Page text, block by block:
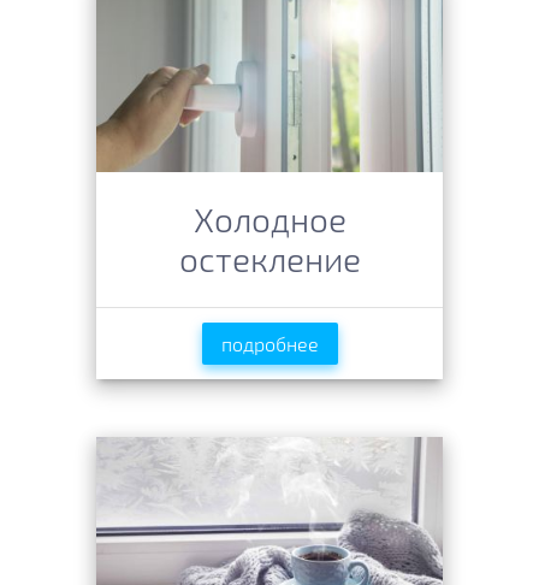
Холодное
остекление
подробнее